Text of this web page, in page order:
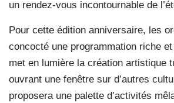
un rendez-vous incontournable de
Pour cette édition anniversaire, les
concocté une programmation riche
met en lumière la création artistique
ouvrant une fenêtre sur d’autres
proposera une palette d’activités